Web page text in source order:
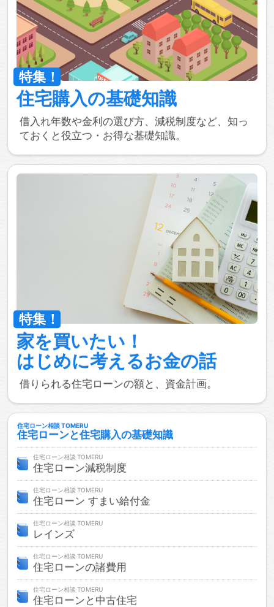
住宅購入の基礎知識
借入れ年数や金利の選び方、減税制度など、知っ
ておくと役立つ・お得な基礎知識。
家を買いたい！
はじめに考えるお金の話
借りられる住宅ローンの額と、資金計画。
住宅ローン相談
住宅ローンと住宅購入の基礎知識
住宅ローン相談
住宅ローン減税制度
住宅ローン相談
住宅ローン すまい給付金
住宅ローン相談
レインズ
住宅ローン相談
住宅ローンの諸費用
住宅ローン相談
住宅ローンと中古住宅